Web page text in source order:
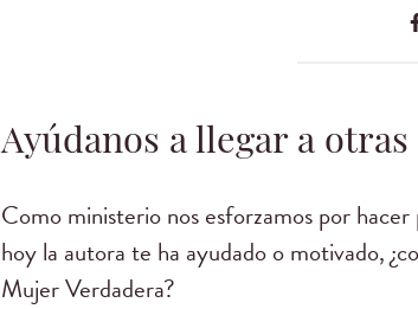
Ayúdanos a llegar a otras
Como ministerio nos esforzamos por
hoy la autora te ha ayudado o motivado,
Mujer Verdadera?